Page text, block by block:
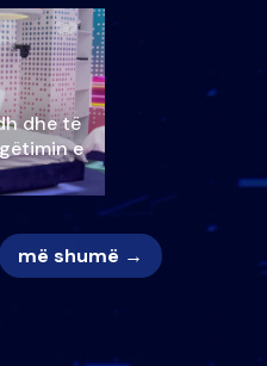
dhe të
e
më shumë →